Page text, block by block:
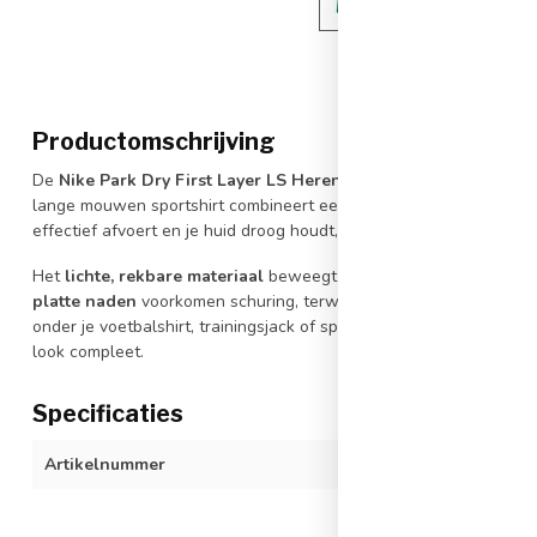
Productomschrijving
De Nike Park Dry First Layer LS Heren
lange mouwen sportshirt combineert een
effectief afvoert en je huid droog houdt, zelfs tijdens de meest
Het lichte, rekbare materiaal beweegt soepel met je mee,
platte naden voorkomen schuring, terwijl de
onder je voetbalshirt, trainingsjack of sportoutfit. Het subtiele
look compleet.
Specificaties
Artikelnummer